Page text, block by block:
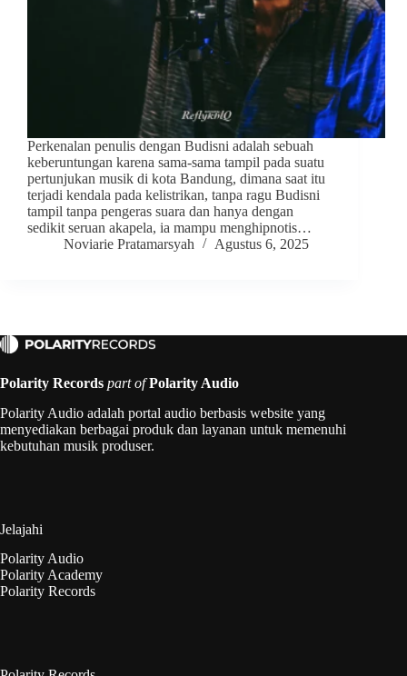
Perkenalan penulis dengan Budisni adalah sebuah
keberuntungan karena sama-sama tampil pada suatu
pertunjukan musik di kota Bandung, dimana saat itu
terjadi kendala pada kelistrikan, tanpa ragu Budisni
tampil tanpa pengeras suara dan hanya dengan
sedikit seruan akapela, ia mampu menghipnotis…
Noviarie Pratamarsyah
Agustus 6, 2025
Polarity Records part of Polarity Audio
Polarity Audio adalah portal audio berbasis website yang
menyediakan berbagai produk dan layanan untuk memenuhi
kebutuhan musik produser.
Jelajahi
Polarity Audio
Polarity Academy
Polarity Records